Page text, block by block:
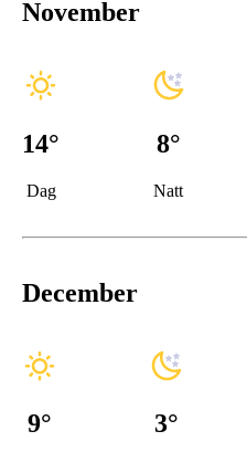
November
14°
Dag
8°
Natt
December
9° 3°